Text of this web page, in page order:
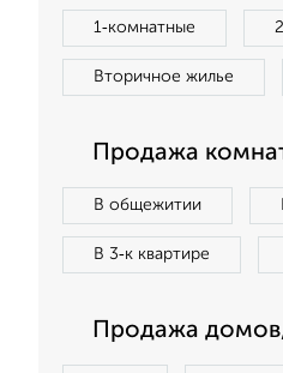
1‑комнатные
Вторичное жилье
Продажа
В общежитии
В 3‑к квартире
Продажа